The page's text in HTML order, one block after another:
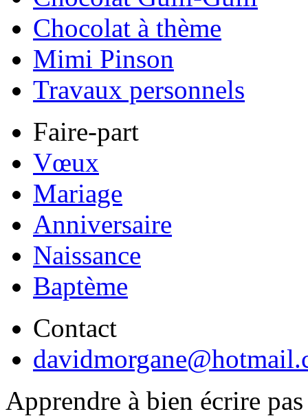
Chocolat à thème
Mimi Pinson
Travaux personnels
Faire-part
Vœux
Mariage
Anniversaire
Naissance
Baptème
Contact
Apprendre à bien écrire pas